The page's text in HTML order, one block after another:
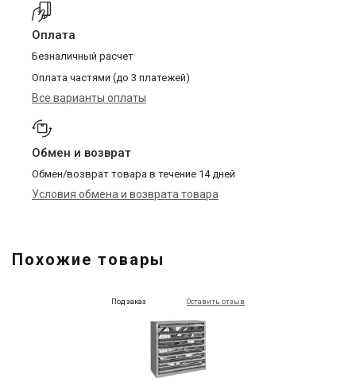
Оплата
Безналичный расчет
Оплата частями (до 3 платежей)
Все варианты оплаты
Обмен и возврат
Обмен/возврат товара в течение 14 дней
Условия обмена и возврата товара
Похожие товары
Под заказ Оставить отзыв